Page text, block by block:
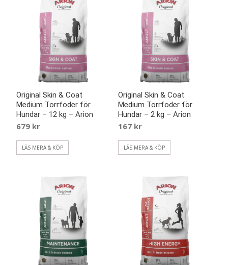
Original Skin & Coat
Medium Torrfoder för
Hundar – 12 kg – Arion
679 kr
LÄS MERA & KÖP
Original Skin & Coat
Medium Torrfoder för
Hundar – 2 kg – Arion
167 kr
LÄS MERA & KÖP